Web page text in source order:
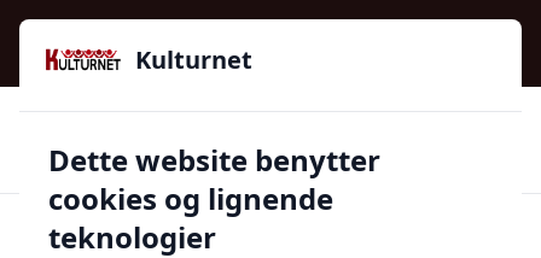
Kulturnet - Alt Det Gode I Livet | Din Kulturguide Siden
2016
97 kategorier 👍Kun godkendte butikker
Kulturnet
Dette website benytter
cookies og lignende
teknologier